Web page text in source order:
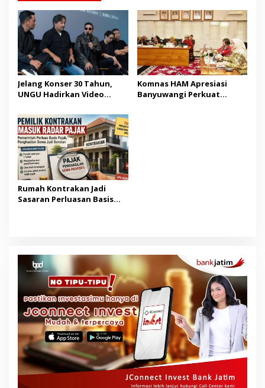
Jelang Konser 30 Tahun,
UNGU Hadirkan Video
Komnas HAM Apresiasi
Banyuwangi Perkuat
Rumah Kontrakan Jadi
Sasaran Perluasan Basis